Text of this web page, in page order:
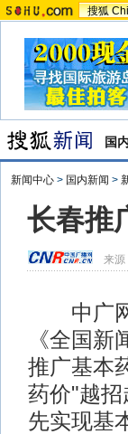
搜狐
国
新闻中心 > 国内新闻 >
长春推
来源
中广网
《全国
推广基本
药价"越
先实现基